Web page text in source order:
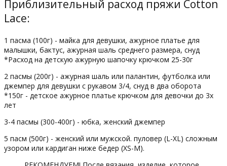
Приблизительный расход пряжи Cotton
Lace:
1 пасма (100г) - майка для девушки, ажурное платье для
малышки, бактус, ажурная шаль среднего размера, снуд
*Расход на детскую ажурную шапочку крючком 25-30г
2 пасмы (200г) - ажурная шаль или палантин, футболка или
джемпер для девушки с рукавом 3/4, снуд в два оборота
*150г - детское ажурное платье крючком для девочки до 3х
лет
3-4 пасмы (300-400г) - юбка, женский джемпер
5 пасм (500г) - женский или мужской. пуловер (L-XL) сложным
узором или кардиган ниже бедер (XS-M).